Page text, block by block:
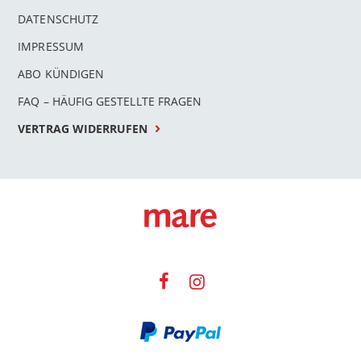
DATENSCHUTZ
IMPRESSUM
ABO KÜNDIGEN
FAQ – HÄUFIG GESTELLTE FRAGEN
VERTRAG WIDERRUFEN